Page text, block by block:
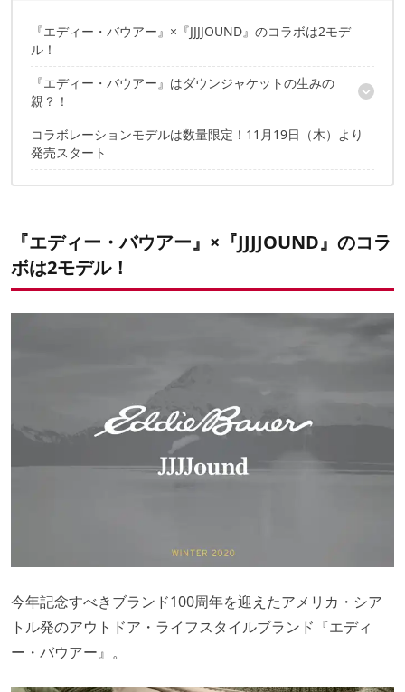
『エディー・バウアー』×『JJJJOUND』のコラボは2モデ
ル！
『エディー・バウアー』はダウンジャケットの生みの
親？！
ブランドのアイコン「スカイライナー」を踏襲
上品なフォルムなダウンベスト
コラボレーションモデルは数量限定！11月19日（木）より
発売スタート
『エディー・バウアー』×『JJJJOUND』のコラ
ボは2モデル！
今年記念すべきブランド100周年を迎えたアメリカ・シア
トル発のアウトドア・ライフスタイルブランド『エディ
ー・バウアー』。